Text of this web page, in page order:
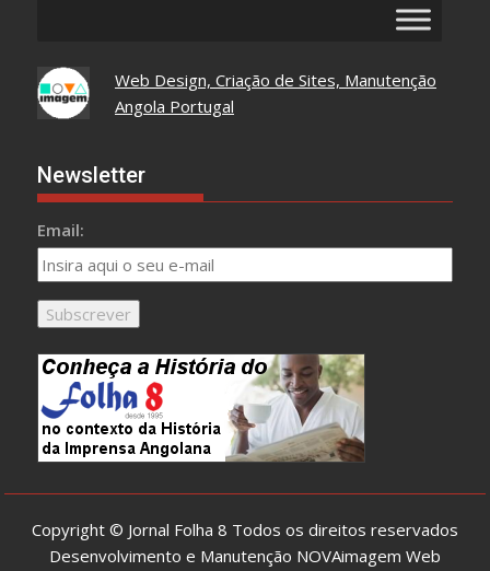
Web Design, Criação de Sites, Manutenção
Angola Portugal
Newsletter
Email:
Copyright © Jornal Folha 8 Todos os direitos reservados
Desenvolvimento e Manutenção NOVAimagem Web